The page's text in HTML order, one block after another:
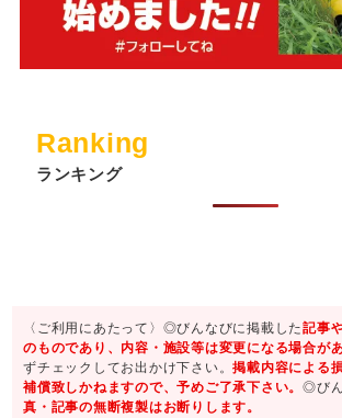
Ranking
ランキング
〈ご利用にあたって〉◎びんなびに掲載した記事
のものであり、内容・施設等は変更になる場合が
ずチェックしてお出かけ下さい。掲載内容による
補償致しかねますので、予めご了承下さい。◎び
真・記事の無断複製はお断りします。